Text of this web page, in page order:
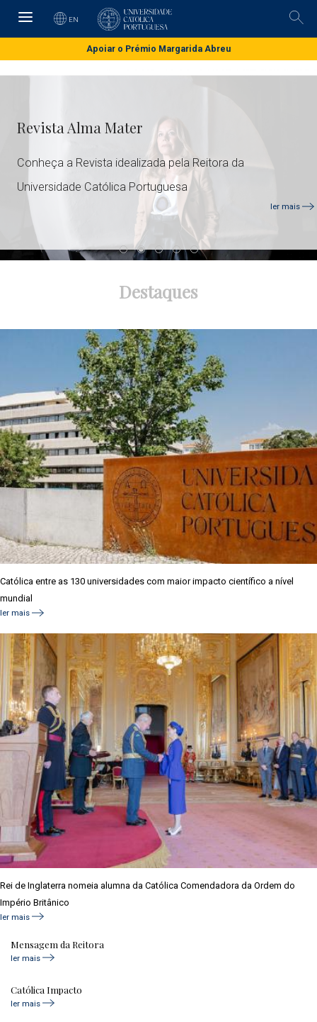
Skip
content
EN
Apoiar o Prémio Margarida Abreu
Revista Alma Mater
Conheça a Revista idealizada pela Reitora da
Universidade Católica Portuguesa
ler mais
Destaques
Católica entre as 130 universidades com maior impacto científico a nível
mundial
ler mais
Rei de Inglaterra nomeia alumna da Católica Comendadora da Ordem do
Império Britânico
ler mais
Mensagem da Reitora
ler mais
Católica Impacto
ler mais